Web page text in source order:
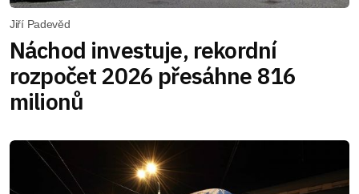
Jiří Padevěd
Náchod investuje, rekordní
rozpočet 2026 přesáhne 816
milionů